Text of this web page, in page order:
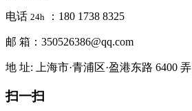
电话 24h ：180 1738 8325
邮 箱：350526386@qq.com
地 址: 上海市·青浦区·盈港东路 6400 弄
扫一扫